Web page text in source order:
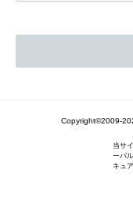
Copyright©2009-
当サ
ーバ
キュ